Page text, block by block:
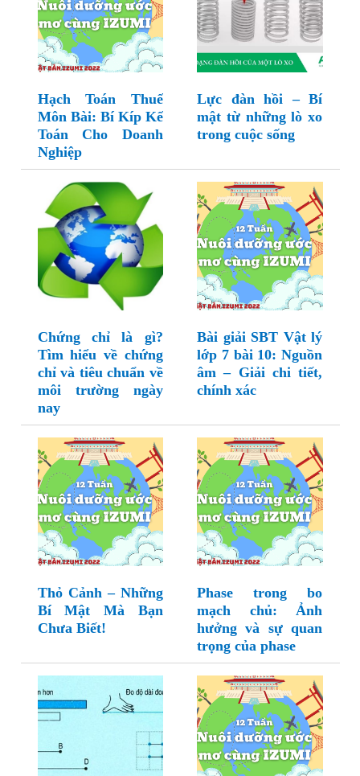
Hạch Toán Thuế
Môn Bài: Bí Kíp Kế
Toán Cho Doanh
Nghiệp
Lực đàn hồi – Bí
mật từ những lò xo
trong cuộc sống
Chứng chỉ là gì?
Tìm hiểu về chứng
chỉ và tiêu chuẩn về
môi trường ngày
nay
Bài giải SBT Vật lý
lớp 7 bài 10: Nguồn
âm – Giải chi tiết,
chính xác
Thỏ Cảnh – Những
Bí Mật Mà Bạn
Chưa Biết!
Phase trong bo
mạch chủ: Ảnh
hưởng và sự quan
trọng của phase